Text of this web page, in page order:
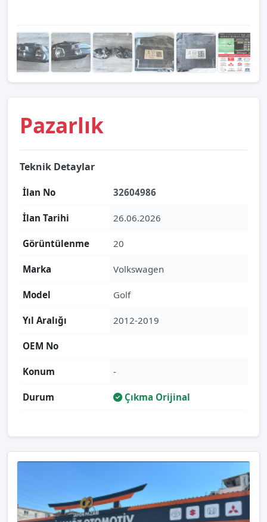
Pazarlık
Teknik Detaylar
İlan No 32604986
İlan Tarihi 26.06.2026
Görüntülenme 20
Marka Volkswagen
Model Golf
Yıl Aralığı 2012-2019
OEM No
Konum -
Durum Çıkma Orijinal